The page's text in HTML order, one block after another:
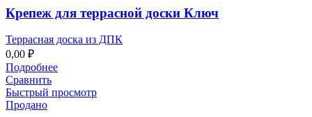
Крепеж для террасной доски Ключ
Террасная доска из ДПК
0,00 ₽
Подробнее
Сравнить
Быстрый просмотр
Продано